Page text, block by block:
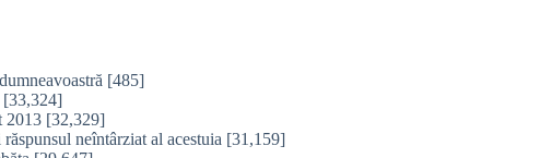
[485]
[33,324]
2013 [32,329]
neîntârziat al acestuia [31,159]